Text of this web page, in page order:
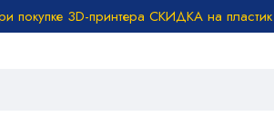
покупке 3D-принтера СКИДКА на